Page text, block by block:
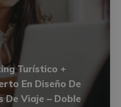
Turístico +
En Diseño De
De Viaje – Doble